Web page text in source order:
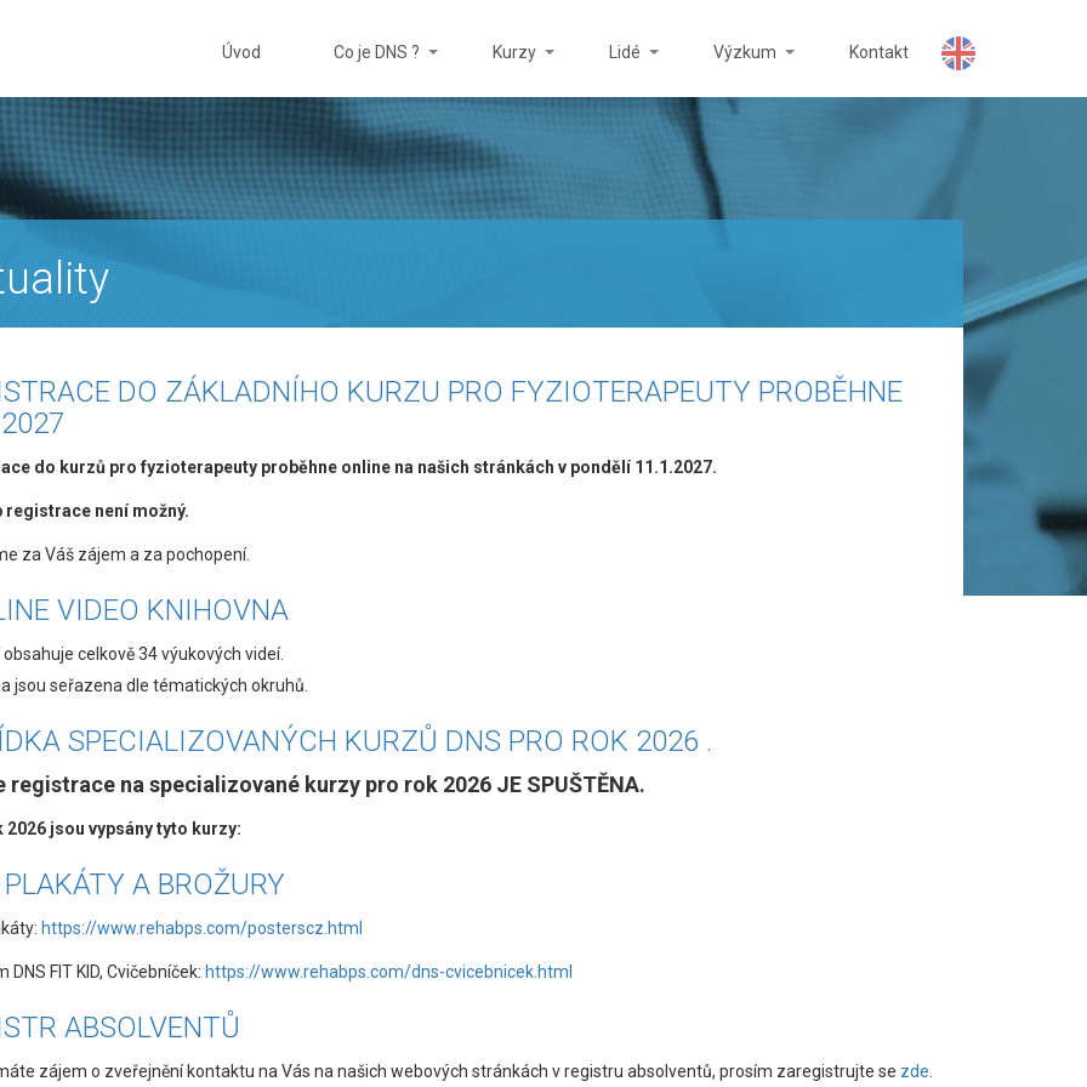
Úvod Co je DNS ? Kurzy Lidé Výzkum Kontakt
DO ZÁKLADNÍHO KURZU PRO FYZIOTERAPEUTY PROBĚHNE
do kurzů pro fyzioterapeuty proběhne online na našich stránkách v pondělí 11.1.2027.
registrace není možný.
za Váš zájem a za pochopení.
VIDEO KNIHOVNA
obsahuje celkově 34 výukových videí.
jsou seřazena dle tématických okruhů.
SPECIALIZOVANÝCH KURZŮ DNS PRO ROK 2026 .
registrace na specializované kurzy pro rok 2026 JE SPUŠTĚNA.
2026 jsou vypsány tyto kurzy:
A BROŽURY
https://www.rehabps.com/posterscz.html
DNS FIT KID, Cvičebníček: https://www.rehabps.com/dns-cvicebnicek.html
ABSOLVENTŮ
zájem o zveřejnění kontaktu na Vás na našich webových stránkách v registru absolventů, prosím zaregistrujte se zde